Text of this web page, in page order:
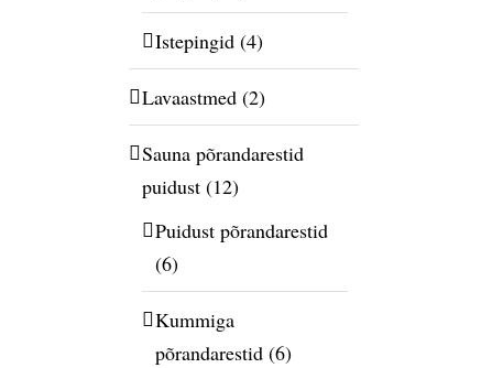
Istepingid (4)
Lavaastmed (2)
Sauna põrandarestid
puidust (12)
Puidust põrandarestid
(6)
Kummiga
põrandarestid (6)